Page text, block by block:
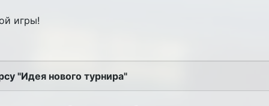
игры!
"Идея нового турнира"